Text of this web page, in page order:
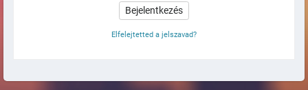
Elfelejtetted a jelszavad?